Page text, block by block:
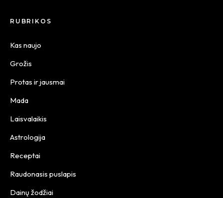
RUBRIKOS
Kas naujo
Grožis
Protas ir jausmai
Mada
Laisvalaikis
Astrologija
Receptai
Raudonasis puslapis
Dainų žodžiai